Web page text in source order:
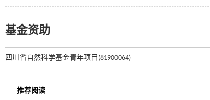
基金资助
四川省自然科学基金青年项目(81900064)